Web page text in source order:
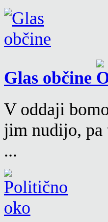
Glas občine
V oddaji
jim nudijo, pa
...